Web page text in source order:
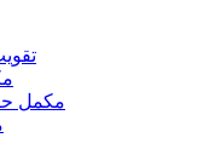
مکمل